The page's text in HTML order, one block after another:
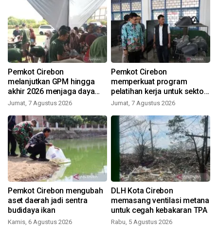
Pemkot Cirebon
melanjutkan GPM hingga
akhir 2026 menjaga daya
beli warga
Jumat, 7 Agustus 2026
Pemkot Cirebon
memperkuat program
pelatihan kerja untuk sektor
industri
Jumat, 7 Agustus 2026
Pemkot Cirebon mengubah
aset daerah jadi sentra
budidaya ikan
Kamis, 6 Agustus 2026
DLH Kota Cirebon
memasang ventilasi metana
untuk cegah kebakaran TPA
Rabu, 5 Agustus 2026